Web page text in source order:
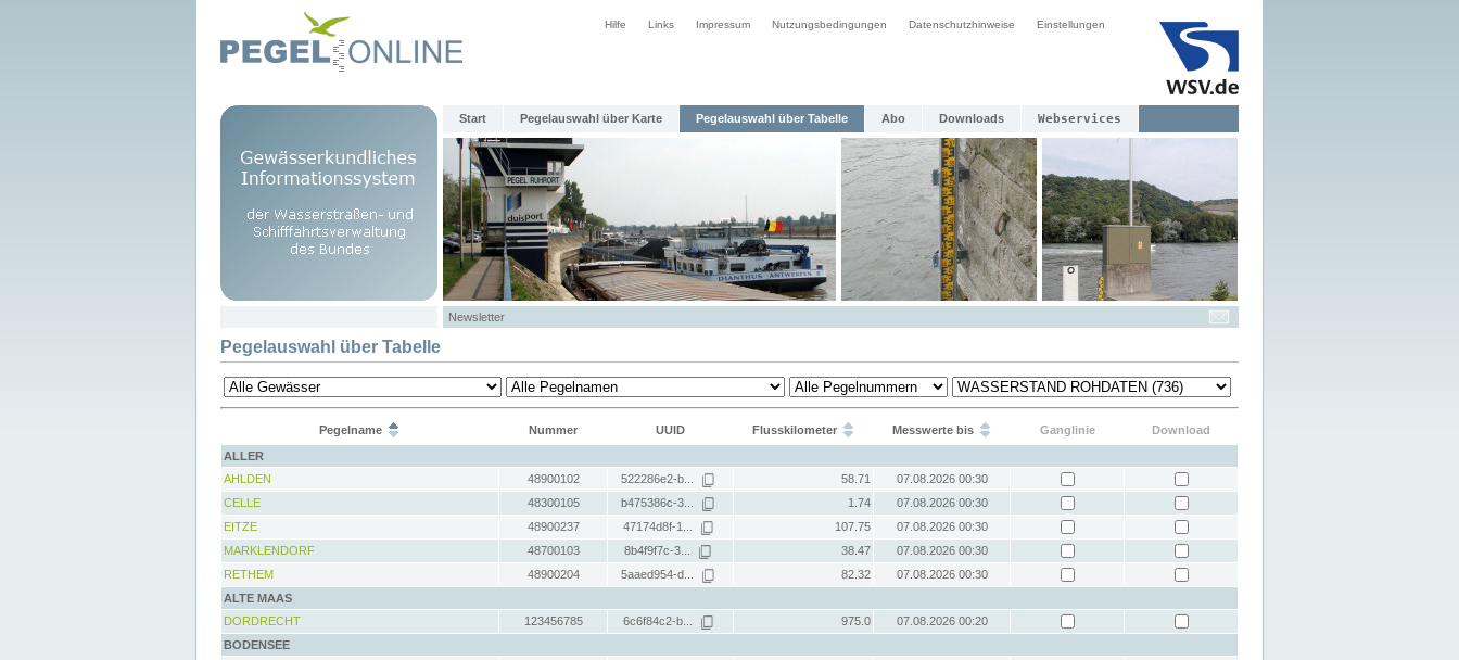
Hilfe Links Impressum Nutzungsbedingungen Datenschutzhinweise Einstellungen
Start Pegelauswahl über Karte Pegelauswahl über Tabelle Abo Downloads Webservices
Newsletter
Pegelauswahl über Tabelle
Pegelname Nummer UUID Flusskilometer Messwerte bis Ganglinie
Download
ALLER
AHLDEN
48900102 522286e2-b... 58.71
07.08.2026 00:30
CELLE
48300105 b475386c-3... 1.74
07.08.2026 00:30
EITZE
48900237 47174d8f-1... 107.75
07.08.2026 00:30
MARKLENDORF
48700103 8b4f9f7c-3... 38.47
07.08.2026 00:30
RETHEM
48900204 5aaed954-d... 82.32
07.08.2026 00:30
ALTE MAAS
DORDRECHT
123456785 6c6f84c2-b... 975.0
07.08.2026 00:20
BODENSEE